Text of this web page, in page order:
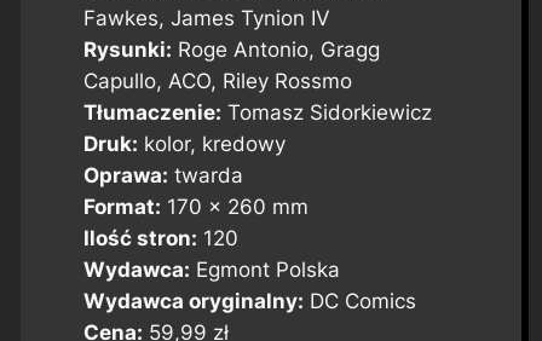
Fawkes, James Tynion IV
Rysunki: Roge Antonio, Gragg
Capullo, ACO, Riley Rossmo
Tłumaczenie: Tomasz Sidorkiewicz
Druk: kolor, kredowy
Oprawa: twarda
Format: 170 x 260 mm
Ilość stron: 120
Wydawca: Egmont Polska
Wydawca oryginalny: DC Comics
Cena: 59,99 zł